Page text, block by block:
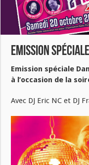
Emission
Emission spéciale
à l’occasion de la
Avec DJ Eric NC et DJ